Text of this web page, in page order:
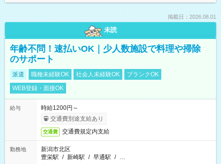
掲載日：2026.08.01
未読
年齢不問！速払いOK｜少人数施設で料理や掃除
のサポート
派遣 職種未経験OK 社会人未経験OK
ブランクOK
WEB登録・面接OK
給与
時給1200円～
交通費別途支給あり
交通費 交通費規定内支給
勤務地
新潟市北区
豊栄駅 / 新崎駅 / 早通駅 / …